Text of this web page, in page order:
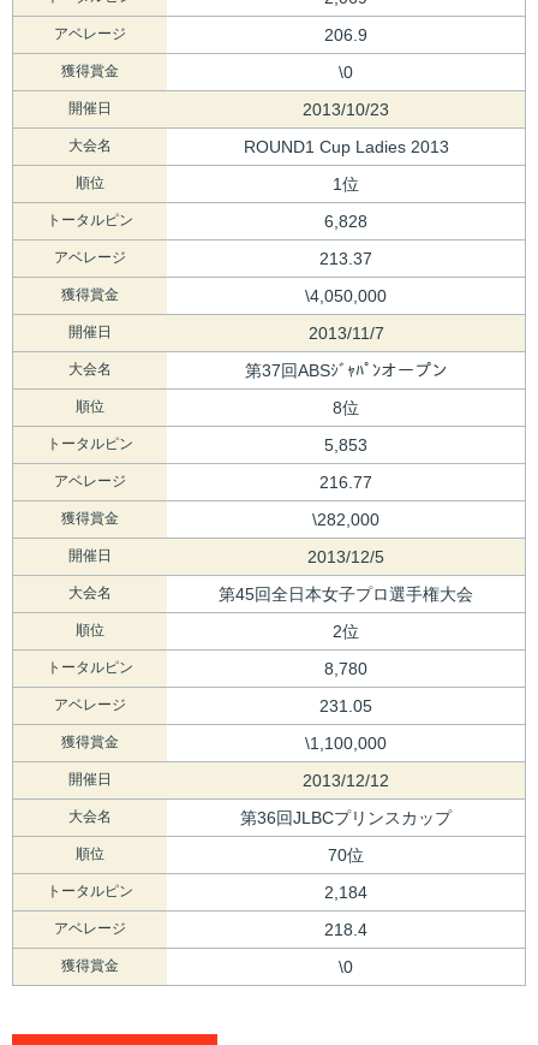
アベレージ 206.9
獲得賞金 \0
開催日 2013/10/23
大会名 ROUND1 Cup Ladies 2013
順位 1位
トータルピン 6,828
アベレージ 213.37
獲得賞金 \4,050,000
開催日 2013/11/7
大会名 第37回ABSｼﾞｬﾊﾟﾝオープン
順位 8位
トータルピン 5,853
アベレージ 216.77
獲得賞金 \282,000
開催日 2013/12/5
大会名 第45回全日本女子プロ選手権大会
順位 2位
トータルピン 8,780
アベレージ 231.05
獲得賞金 \1,100,000
開催日 2013/12/12
大会名 第36回JLBCプリンスカップ
順位 70位
トータルピン 2,184
アベレージ 218.4
獲得賞金 \0